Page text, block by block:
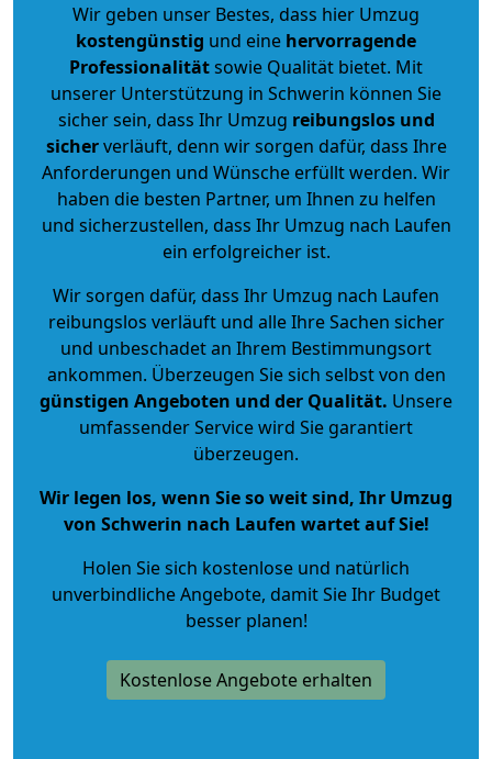
Wir geben unser Bestes, dass hier Umzug
kostengünstig und eine hervorragende
Professionalitätsowie Qualität bietet. Mit
unserer Unterstützung in Schwerin können Sie
sicher sein, dass Ihr Umzug reibungslos und
sicherverläuft, denn wir sorgen dafür, dass Ihre
Anforderungen und Wünsche erfüllt werden. Wir
haben die besten Partner, um Ihnen zu helfen
und sicherzustellen, dass Ihr Umzug nach Laufen
ein erfolgreicher ist.
Wir sorgen dafür, dass Ihr Umzug nach Laufen
reibungslos verläuft und alle Ihre Sachen sicher
und unbeschadet an Ihrem Bestimmungsort
ankommen. Überzeugen Sie sich selbst von den
günstigen Angeboten und der Qualität. Unsere
umfassender Service wird Sie garantiert
überzeugen.
Wir legen los, wenn Sie so weit sind, Ihr Umzug
von Schwerin nach Laufen wartet auf Sie!
Holen Sie sich kostenlose und natürlich
unverbindliche Angebote, damit Sie Ihr Budget
besser planen!
Kostenlose Angebote erhalten